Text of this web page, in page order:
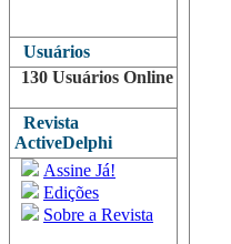
Usuários
130 Usuários Online
Revista
ActiveDelphi
Assine Já!
Edições
Sobre a Revista